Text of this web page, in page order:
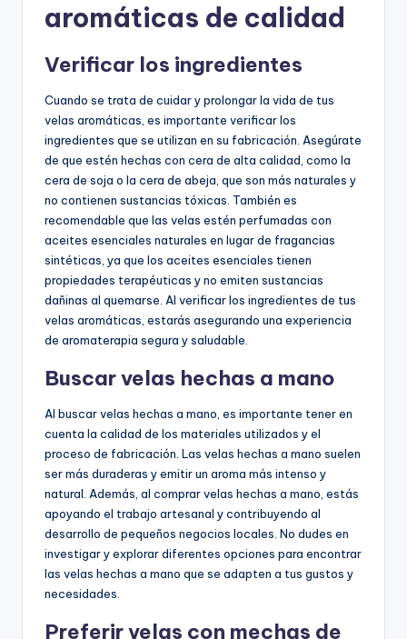
aromáticas de calidad
Verificar los ingredientes
Cuando se trata de cuidar y prolongar la vida de tus
velas aromáticas, es importante verificar los
ingredientes que se utilizan en su fabricación. Asegúrate
de que estén hechas con cera de alta calidad, como la
cera de soja o la cera de abeja, que son más naturales y
no contienen sustancias tóxicas. También es
recomendable que las velas estén perfumadas con
aceites esenciales naturales en lugar de fragancias
sintéticas, ya que los aceites esenciales tienen
propiedades terapéuticas y no emiten sustancias
dañinas al quemarse. Al verificar los ingredientes de tus
velas aromáticas, estarás asegurando una experiencia
de aromaterapia segura y saludable.
Buscar velas hechas a mano
Al buscar velas hechas a mano, es importante tener en
cuenta la calidad de los materiales utilizados y el
proceso de fabricación. Las velas hechas a mano suelen
ser más duraderas y emitir un aroma más intenso y
natural. Además, al comprar velas hechas a mano, estás
apoyando el trabajo artesanal y contribuyendo al
desarrollo de pequeños negocios locales. No dudes en
investigar y explorar diferentes opciones para encontrar
las velas hechas a mano que se adapten a tus gustos y
necesidades.
Preferir velas con mechas de